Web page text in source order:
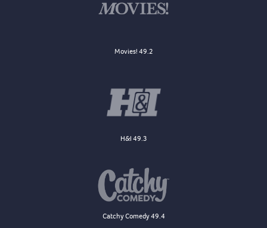
Movies! 49.2
H&I 49.3
Catchy Comedy 49.4